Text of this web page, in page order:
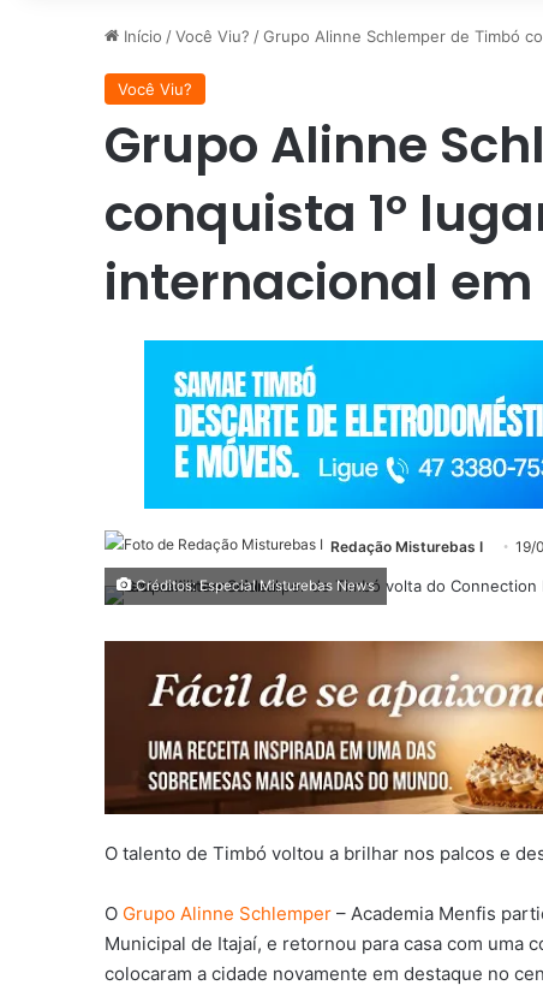
Início /Você Viu? /Grupo Alinne Schlemper de Timbó
Você Viu?
Grupo Alinne
conquista 1º
internacional
Redação Misturebas I 19/
Créditos: Especial Misturebas News
O talento de Timbó voltou a brilhar nos palcos e
O Grupo Alinne Schlemper – Academia Menfis
Municipal de Itajaí, e retornou para casa com uma
colocaram a cidade novamente em destaque no